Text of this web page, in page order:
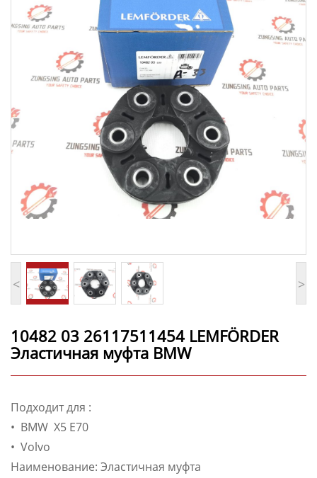
< >
10482 03 26117511454 LEMFÖRDER
Эластичная муфта BMW
Подходит для :
• BMW X5 E70
• Volvo
Наименование: Эластичная муфта